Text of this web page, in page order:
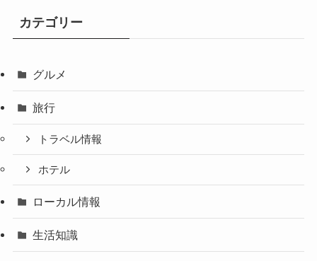
カテゴリー
グルメ
旅行
トラベル情報
ホテル
ローカル情報
生活知識